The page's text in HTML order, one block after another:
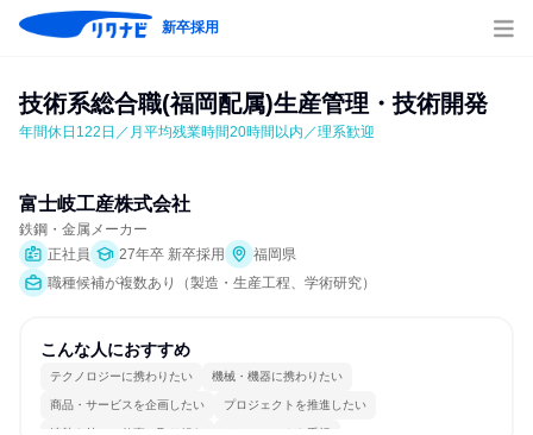
新卒採用
技術系総合職(福岡配属)生産管理・技術開発
年間休日122日／月平均残業時間20時間以内／理系歓迎
富士岐工産株式会社
鉄鋼・金属メーカー
正社員
27年卒 新卒採用
福岡県
職種候補が複数あり（製造・生産工程、学術研究）
こんな人におすすめ
テクノロジーに携わりたい 機械・機器に携わりたい
商品・サービスを企画したい プロジェクトを推進したい